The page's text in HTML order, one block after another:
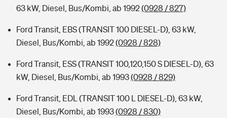
63 kW, Diesel, Bus/Kombi, ab 1992(0928 / 827)
Ford Transit, EBS (TRANSIT 100 DIESEL-D), 63 kW,
Diesel, Bus/Kombi, ab 1992(0928 / 828)
Ford Transit, ESS (TRANSIT 100,120,150 S DIESEL-D), 63
kW, Diesel, Bus/Kombi, ab 1993(0928 / 829)
Ford Transit, EDL (TRANSIT 100 L DIESEL-D), 63 kW,
Diesel, Bus/Kombi, ab 1993(0928 / 830)